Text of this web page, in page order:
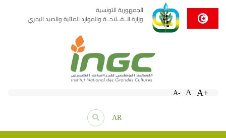
الجمهورية التونسية
وزارة الــفــلاحــة والموارد المائية والصيد البحري
A- A A+
AR